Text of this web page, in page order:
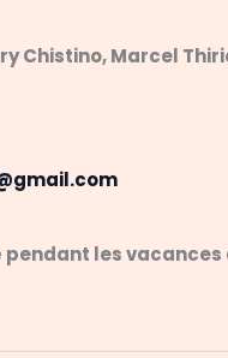
Chistino, Marcel
les vacances